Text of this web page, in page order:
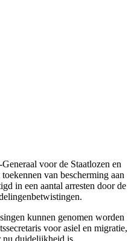
voor de Staatlozen en
van bescherming aan
in een aantal arresten door de
kunnen genomen worden
voor asiel en migratie,